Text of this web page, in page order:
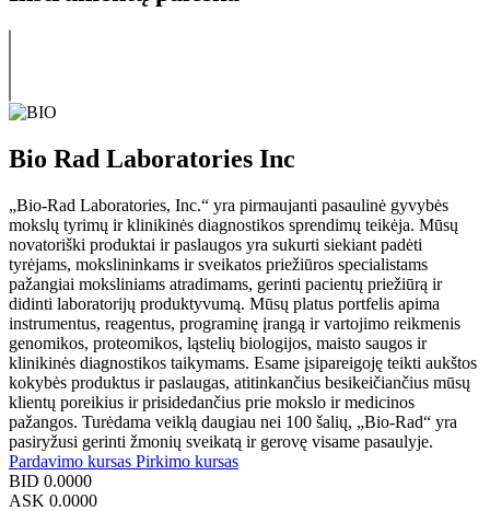
Bio Rad Laboratories Inc
„Bio-Rad Laboratories, Inc.“ yra pirmaujanti pasaulinė gyvybės
mokslų tyrimų ir klinikinės diagnostikos sprendimų teikėja. Mūsų
novatoriški produktai ir paslaugos yra sukurti siekiant padėti
tyrėjams, mokslininkams ir sveikatos priežiūros specialistams
pažangiai moksliniams atradimams, gerinti pacientų priežiūrą ir
didinti laboratorijų produktyvumą. Mūsų platus portfelis apima
instrumentus, reagentus, programinę įrangą ir vartojimo reikmenis
genomikos, proteomikos, ląstelių biologijos, maisto saugos ir
klinikinės diagnostikos taikymams. Esame įsipareigoję teikti aukštos
kokybės produktus ir paslaugas, atitinkančius besikeičiančius mūsų
klientų poreikius ir prisidedančius prie mokslo ir medicinos
pažangos. Turėdama veiklą daugiau nei 100 šalių, „Bio-Rad“ yra
pasiryžusi gerinti žmonių sveikatą ir gerovę visame pasaulyje.
Pardavimo kursas Pirkimo kursas
BID 0.0000
ASK 0.0000